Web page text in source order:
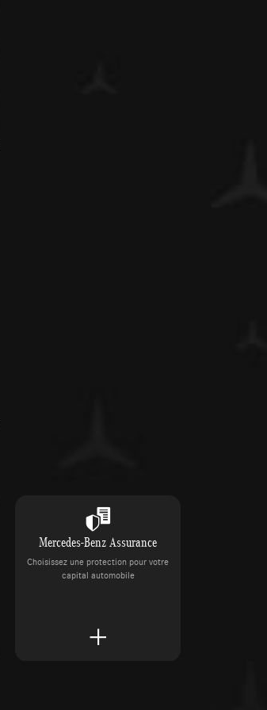
Mercedes-Benz Assurance
Choisissez une protection pour votre
capital automobile